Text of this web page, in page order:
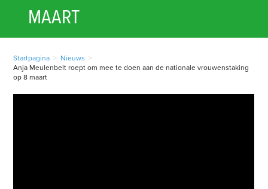
MAART
Startpagina > Nieuws >
Anja Meulenbelt roept om mee te doen aan de nationale vrouwenstaking
op 8 maart